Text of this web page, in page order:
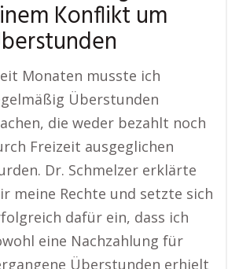
Konflikt um
Monaten musste ich
Überstunden
die weder bezahlt noch
Freizeit ausgeglichen
Dr. Schmelzer erklärte
meine Rechte und setzte sich
dafür ein, dass ich
eine Nachzahlung für
Überstunden erhielt